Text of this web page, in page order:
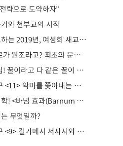
략으로 도약하자”
와 천부교의 시작
전교인이 전도하는 2019년, 여성회 새교인 증가 추세
이게 다 수메르가 원조라고? 최초의 문명, 수메르는 어떤 문명이었을까?
꿀 고르기 꿀팁! 꿀이라고 다 같은 꿀이 아니다!
세계 종교 탐구 <11> 악마를 쫓아내는 의식의 뿌리에 대하여
알고보니 심리학! <바넘 효과(Barnum effect)>
무엇일까?
세계 종교 탐구 <9> 길가메시 서사시와 성경에 대하여